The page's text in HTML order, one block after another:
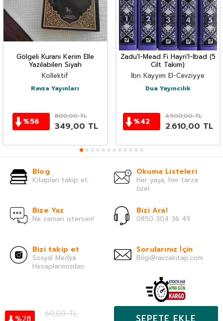
28 60,00TL
Gölgeli Kuranı Kerim Elle
Yazılabilen Siyah
Kollektif
Ravza Yayınları
%56
800,00TL
349,00 TL
Zadu'l-Mead Fi Hayri'l-İbad (5
Cilt Takım)
İbn Kayyım El-Cevziyye
Dua Yayıncılık
%42
4.500,00TL
2.610,00 TL
Blog
Kitapları takip et.
Okuma Listeleri
Her yaşa, her tarza
özel.
Bize Yaz
Ne zaman istersen!
Bizi Ara!
0850 304 36 49
Bizi takip et
Sosyal Medya
Hesaplarımızdan
Sorularınız İçin
Bilgi@ravzakitap.com
Önemli Bilgiler